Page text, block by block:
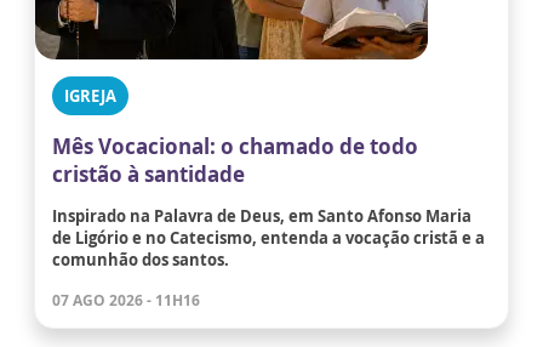
IGREJA
Mês Vocacional: o chamado de todo
cristão à santidade
Inspirado na Palavra de Deus, em Santo Afonso Maria
de Ligório e no Catecismo, entenda a vocação cristã e a
comunhão dos santos.
07 AGO 2026 - 11H16